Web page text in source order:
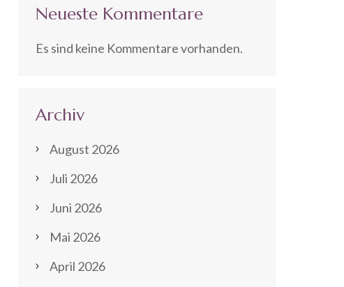
Neueste Kommentare
Es sind keine Kommentare vorhanden.
Archiv
August 2026
Juli 2026
Juni 2026
Mai 2026
April 2026